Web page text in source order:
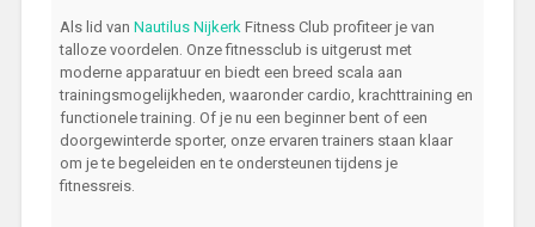
Als lid van Nautilus Nijkerk Fitness Club profiteer je van
talloze voordelen. Onze fitnessclub is uitgerust met
moderne apparatuur en biedt een breed scala aan
trainingsmogelijkheden, waaronder cardio, krachttraining en
functionele training. Of je nu een beginner bent of een
doorgewinterde sporter, onze ervaren trainers staan klaar
om je te begeleiden en te ondersteunen tijdens je
fitnessreis.